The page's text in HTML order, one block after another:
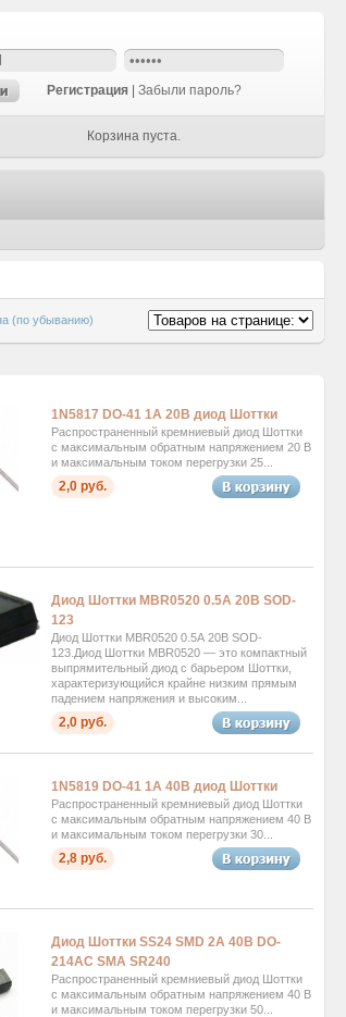
Регистрация Забыли пароль?
Корзина пуста.
(по убыванию)
1N5817 DO-41 1А 20В диод Шоттки
Распространенный кремниевый диод Шоттки
с максимальным обратным напряжением 20 В
и максимальным током перегрузки 25...
2,0 руб.
Диод Шоттки MBR0520 0.5А 20В SOD-
123
Диод Шоттки MBR0520 0.5А 20В SOD-
123.Диод Шоттки MBR0520 — это компактный
выпрямительный диод с барьером Шоттки,
характеризующийся крайне низким прямым
падением напряжения и высоким...
2,0 руб.
1N5819 DO-41 1А 40В диод Шоттки
Распространенный кремниевый диод Шоттки
с максимальным обратным напряжением 40 В
и максимальным током перегрузки 30...
2,8 руб.
Диод Шоттки SS24 SMD 2А 40В DO-
214AC SMA SR240
Распространенный кремниевый диод Шоттки
с максимальным обратным напряжением 40 В
и максимальным током перегрузки 50...